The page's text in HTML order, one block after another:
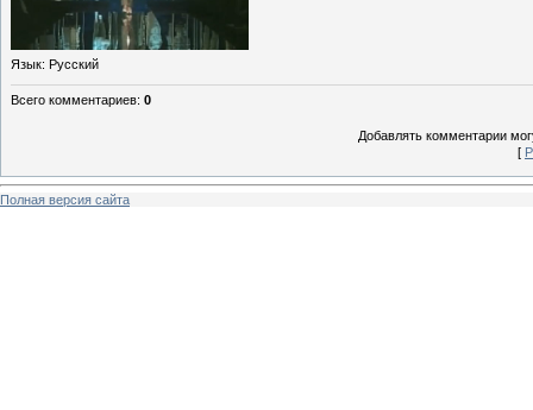
Язык: Русский
Всего комментариев: 0
Добавлять комментарии
[
Полная версия сайта